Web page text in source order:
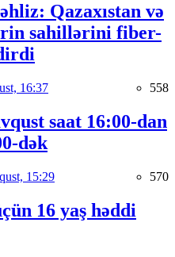
Qazaxıstan və
sahillərini fiber-
16:37 558
saat 16:00-dan
dək
15:29 570
16 yaş həddi